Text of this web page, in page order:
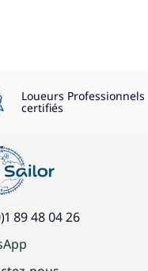
Loueurs Professionnels
certifiés
89 48 04 26